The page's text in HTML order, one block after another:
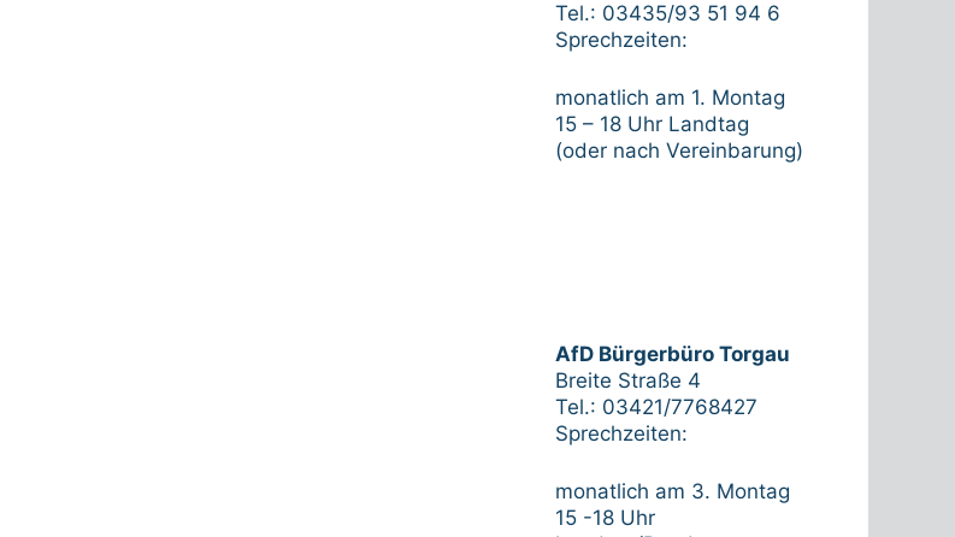
Tel.: 03435/93 51 94 6
Sprechzeiten:
monatlich am 1. Montag
15 – 18 Uhr Landtag
(oder nach Vereinbarung)
AfD Bürgerbüro Torgau
Breite Straße 4
Tel.: 03421/7768427
Sprechzeiten:
monatlich am 3. Montag
15 -18 Uhr